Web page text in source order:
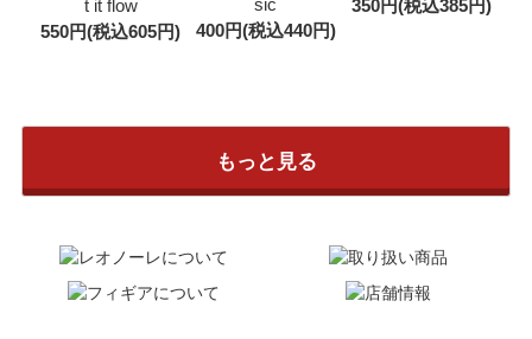
t it flow
550円(税込605円)
sic
400円(税込440円)
350円(税込385円)
もっと見る